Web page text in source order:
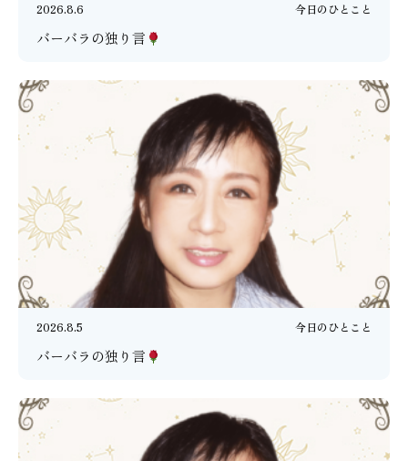
2026.8.6 今日のひとこと
バーバラの独り言
2026.8.5 今日のひとこと
バーバラの独り言